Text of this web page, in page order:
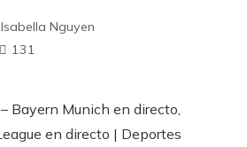
Isabella Nguyen
131